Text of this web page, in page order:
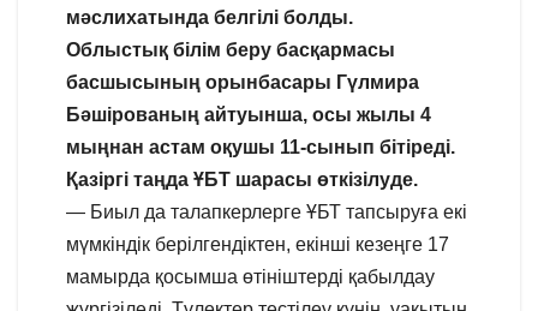
мәслихатында белгілі болды.
Облыстық білім беру басқармасы
басшысының орынбасары Гүлмира
Бәшірованың айтуынша, осы жылы 4
мыңнан астам оқушы 11-сынып бітіреді.
Қазіргі таңда ҰБТ шарасы өткізілуде.
— Биыл да талапкерлерге ҰБТ тапсыруға екі
мүмкіндік берілгендіктен, екінші кезеңге 17
мамырда қосымша өтініштерді қабылдау